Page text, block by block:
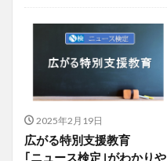
投稿
学び
マンガ
電子書籍
2025年2月19日
広がる特別支援教育
｢ニュース検定｣がわかりや